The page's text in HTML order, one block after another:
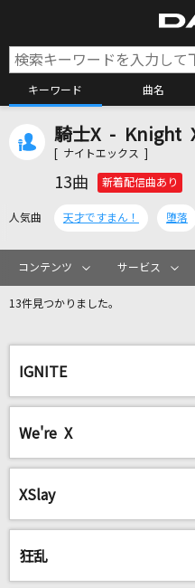
キーワード 曲名
カラ
カラオ
愛をこめて花束を
Superfly
Dreamin'(LAST GIGS)
騎士X - Knight
[ ナイトエックス ]
13曲 新着配信曲あり
人気曲 天才ですまん！ 堕落
コンテンツ サービス
13件見つかりました。
IGNITE
We're X
XSlay
狂乱